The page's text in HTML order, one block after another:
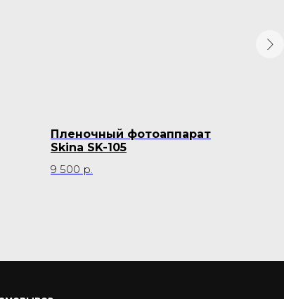
Пленочный фотоаппарат
Skina SK-105
9 500 р.